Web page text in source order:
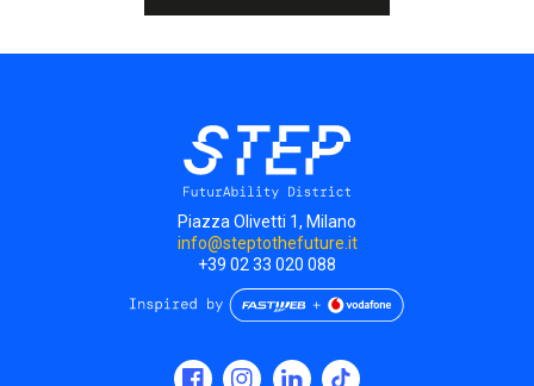
Piazza Olivetti 1, Milano
info@steptothefuture.it
+39 02 33 020 088